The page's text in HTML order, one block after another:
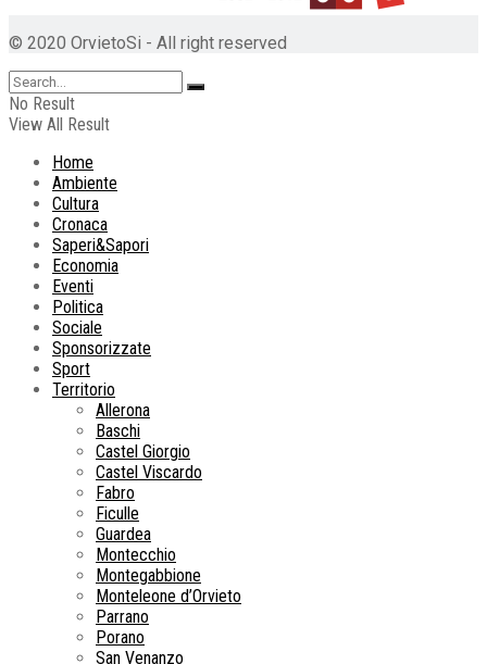
© 2020 OrvietoSi - All right reserved
No Result
View All Result
Home
Ambiente
Cultura
Cronaca
Saperi&Sapori
Economia
Eventi
Politica
Sociale
Sponsorizzate
Sport
Territorio
Allerona
Baschi
Castel Giorgio
Castel Viscardo
Fabro
Ficulle
Guardea
Montecchio
Montegabbione
Monteleone d’Orvieto
Parrano
Porano
San Venanzo